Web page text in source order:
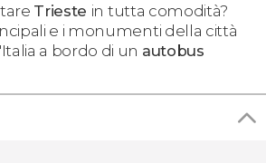
Trieste in tutta comodità?
e i monumenti della città
a bordo di un autobus